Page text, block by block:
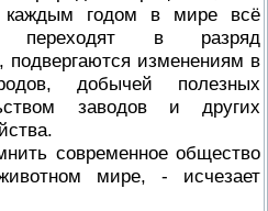
годом в мире всё
переходят в разряд
подвергаются изменениям в
добычей полезных
заводов и других
современное общество
мире, - исчезает